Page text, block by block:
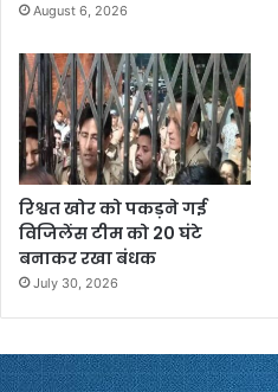
August 6, 2026
रिश्वत खोर को पकड़ने गई
विजिलेंस टीम को 20 घंटे
बनाकर रखा बंधक
July 30, 2026